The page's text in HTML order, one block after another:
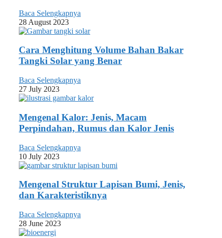
Baca Selengkapnya
28 August 2023
Cara Menghitung Volume Bahan Bakar
Tangki Solar yang Benar
Baca Selengkapnya
27 July 2023
Mengenal Kalor: Jenis, Macam
Perpindahan, Rumus dan Kalor Jenis
Baca Selengkapnya
10 July 2023
Mengenal Struktur Lapisan Bumi, Jenis,
dan Karakteristiknya
Baca Selengkapnya
28 June 2023